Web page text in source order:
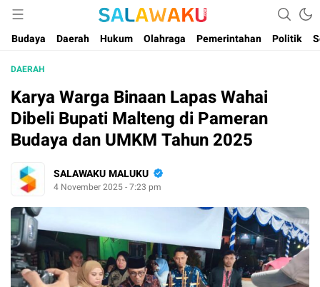
Salawaku Maluku
Salam dan Warta Anak Maluku
Budaya
Daerah Hukum Olahraga Pemerintahan Politik
DAERAH
Karya Warga Binaan Lapas Wahai
Dibeli Bupati Malteng di Pameran
Budaya dan UMKM Tahun 2025
SALAWAKU MALUKU
4 November 2025 - 7:23 pm